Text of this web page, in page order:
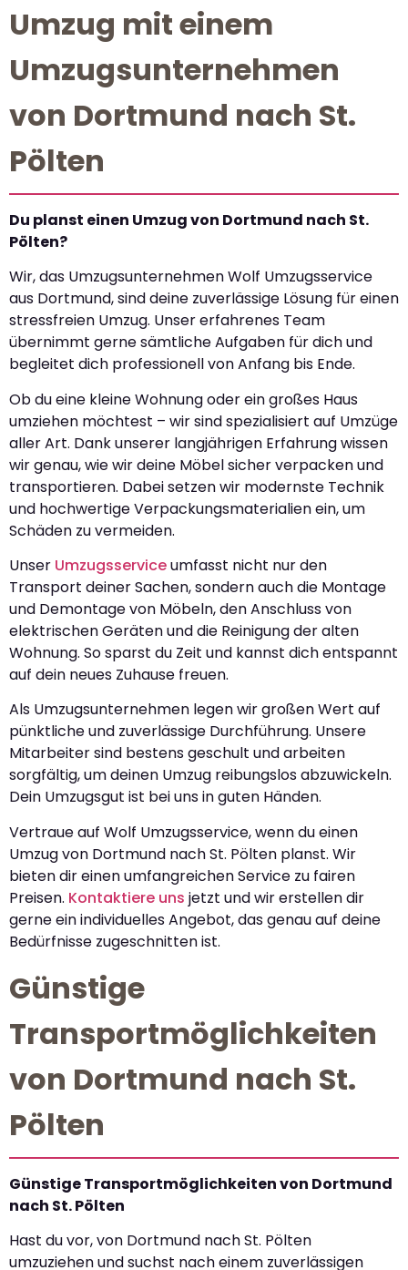
Umzug mit einem
Umzugsunternehmen
von Dortmund nach St.
Pölten
Du planst einen Umzug von Dortmund nach St.
Pölten?
Wir, das Umzugsunternehmen Wolf Umzugsservice
aus Dortmund, sind deine zuverlässige Lösung für einen
stressfreien Umzug. Unser erfahrenes Team
übernimmt gerne sämtliche Aufgaben für dich und
begleitet dich professionell von Anfang bis Ende.
Ob du eine kleine Wohnung oder ein großes Haus
umziehen möchtest – wir sind spezialisiert auf Umzüge
aller Art. Dank unserer langjährigen Erfahrung wissen
wir genau, wie wir deine Möbel sicher verpacken und
transportieren. Dabei setzen wir modernste Technik
und hochwertige Verpackungsmaterialien ein, um
Schäden zu vermeiden.
Unser Umzugsserviceumfasst nicht nur den
Transport deiner Sachen, sondern auch die Montage
und Demontage von Möbeln, den Anschluss von
elektrischen Geräten und die Reinigung der alten
Wohnung. So sparst du Zeit und kannst dich entspannt
auf dein neues Zuhause freuen.
Als Umzugsunternehmen legen wir großen Wert auf
pünktliche und zuverlässige Durchführung. Unsere
Mitarbeiter sind bestens geschult und arbeiten
sorgfältig, um deinen Umzug reibungslos abzuwickeln.
Dein Umzugsgut ist bei uns in guten Händen.
Vertraue auf Wolf Umzugsservice, wenn du einen
Umzug von Dortmund nach St. Pölten planst. Wir
bieten dir einen umfangreichen Service zu fairen
Preisen. Kontaktiere uns jetzt und wir erstellen dir
gerne ein individuelles Angebot, das genau auf deine
Bedürfnisse zugeschnitten ist.
Günstige
Transportmöglichkeiten
von Dortmund nach St.
Pölten
Günstige Transportmöglichkeiten von Dortmund
nach St. Pölten
Hast du vor, von Dortmund nach St. Pölten
umzuziehen und suchst nach einem zuverlässigen